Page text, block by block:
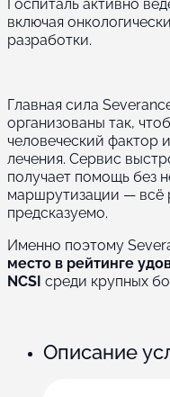
Госпиталь активно
включая
разработки.
Главная сила
организованы так,
человеческий фактор
лечения. Сервис
получает помощь без
маршрутизации — всё
предсказуемо.
Именно поэтому
место в рейтинге
NCSI среди крупных
Описание